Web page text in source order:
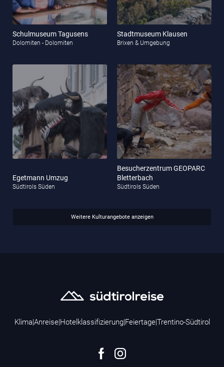
Schulmuseum Tagusens
Dolomiten - Dolomiten
Stadtmuseum Klausen
Brixen & Umgebung
Egetmann Umzug
Südtirols Süden
Besucherzentrum GEOPARC
Bletterbach
Südtirols Süden
Weitere Kulturangebote anzeigen
Klima|Anreise|Hotelklassifizierung|Feiertage|Trentino-Südtirol